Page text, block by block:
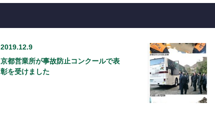
2019.12.9
京都営業所が事故防止コンクールで表
彰を受けました